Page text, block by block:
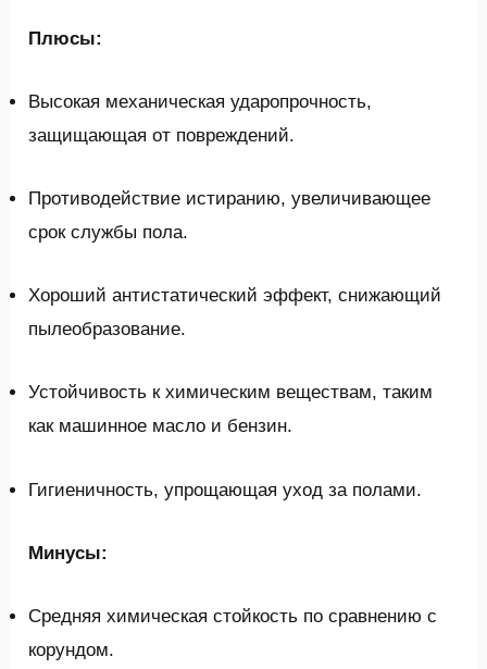
Плюсы:
Высокая механическая ударопрочность,
защищающая от повреждений.
Противодействие истиранию, увеличивающее
срок службы пола.
Хороший антистатический эффект, снижающий
пылеобразование.
Устойчивость к химическим веществам, таким
как машинное масло и бензин.
Гигиеничность, упрощающая уход за полами.
Минусы:
Средняя химическая стойкость по сравнению с
корундом.